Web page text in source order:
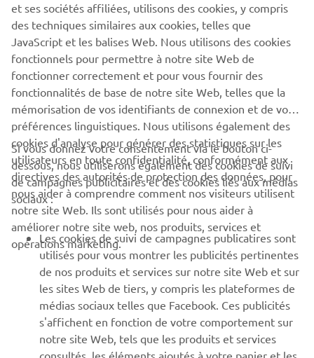
et ses sociétés affiliées, utilisons des cookies, y compris
des techniques similaires aux cookies, telles que
JavaScript et les balises Web. Nous utilisons des cookies
fonctionnels pour permettre à notre site Web de
fonctionner correctement et pour vous fournir des
fonctionnalités de base de notre site Web, telles que la
mémorisation de vos identifiants de connexion et de vos
préférences linguistiques. Nous utilisons également des
cookies d'analyse pour générer des statistiques sur les
utilisateurs en toute confidentialité, conformément aux
directives des autorités de protection des données, pour
nous aider à comprendre comment nos visiteurs utilisent
notre site Web. Ils sont utilisés pour nous aider à
améliorer notre site web, nos produits, services et
opérations marketing.
Si vous donnez votre consentement via le bouton ci-
dessous, nous utiliserons également des cookies de suivi
de campagnes publicitaires et des cookies liés aux médias
sociaux :
Les cookies de suivi de campagnes publicatires sont
utilisés pour vous montrer les publicités pertinentes
de nos produits et services sur notre site Web et sur
les sites Web de tiers, y compris les plateformes de
médias sociaux telles que Facebook. Ces publicités
s'affichent en fonction de votre comportement sur
notre site Web, tels que les produits et services
consultés, les éléments ajoutés à votre panier et les